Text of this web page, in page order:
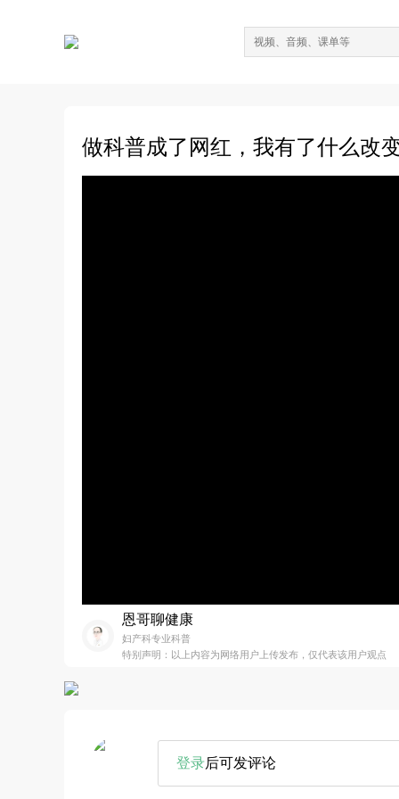
做科普成了网红，我有了什么改
恩哥聊健康
妇产科专业科普
特别声明：以上内容为网络用户上传发布，仅代表该用户观点
登录后可发评论